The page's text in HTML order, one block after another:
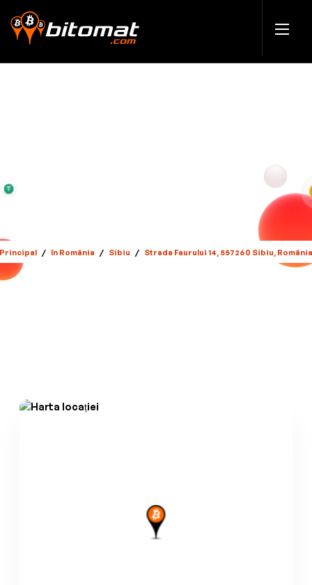
Principal / în România / Sibiu / Strada Faurului 14, 557260 Sibiu, România